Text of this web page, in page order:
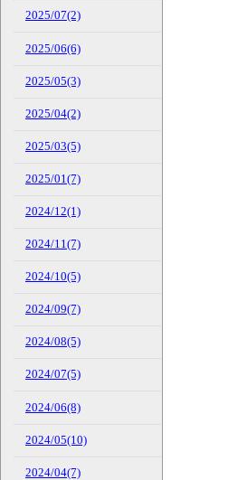
2025/07(2)
2025/06(6)
2025/05(3)
2025/04(2)
2025/03(5)
2025/01(7)
2024/12(1)
2024/11(7)
2024/10(5)
2024/09(7)
2024/08(5)
2024/07(5)
2024/06(8)
2024/05(10)
2024/04(7)